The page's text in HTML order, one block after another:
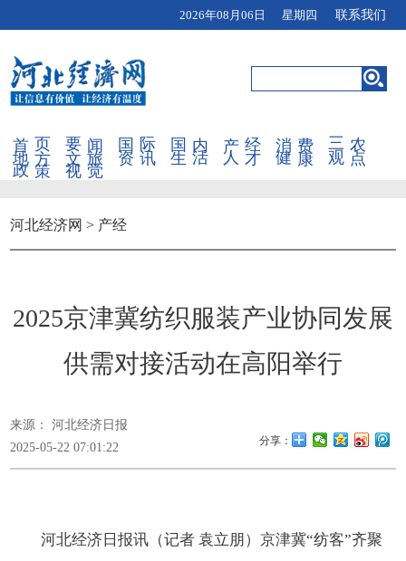
2026年08月06日 星期四 联系我们
地方 文旅 资讯 生活 人才 健康 观点
政策 视觉
河北经济网 > 产经
2025京津冀纺织服装产业协同发展
供需对接活动在高阳举行
来源： 河北经济日报
2025-05-22 07:01:22
分享：
河北经济日报讯（记者 袁立朋）京津冀“纺客”齐聚